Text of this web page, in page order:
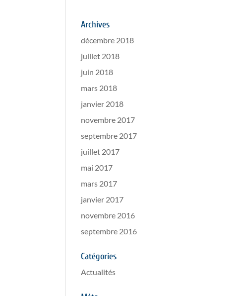
Archives
décembre 2018
juillet 2018
juin 2018
mars 2018
janvier 2018
novembre 2017
septembre 2017
juillet 2017
mai 2017
mars 2017
janvier 2017
novembre 2016
septembre 2016
Catégories
Actualités